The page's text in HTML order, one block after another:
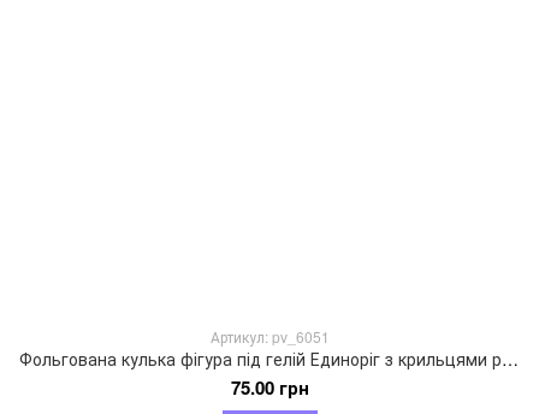
Артикул: pv_6051
Фольгована кулька фігура під гелій Единоріг з крильцями рожевий 101cm x 79cm
75.00 грн